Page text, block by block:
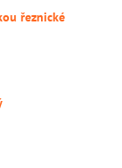
řeznické